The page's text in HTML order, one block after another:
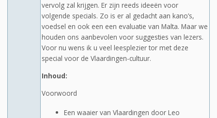
vervolg zal krijgen. Er zijn reeds ideeën voor
volgende specials. Zo is er al gedacht aan kano’s,
voedsel en ook een een evaluatie van Malta. Maar we
houden ons aanbevolen voor suggesties van lezers.
Voor nu wens ik u veel leesplezier tor met deze
special voor de Vlaardingen-cultuur.
Inhoud:
Voorwoord
Een waaier van Vlaardingen door Leo